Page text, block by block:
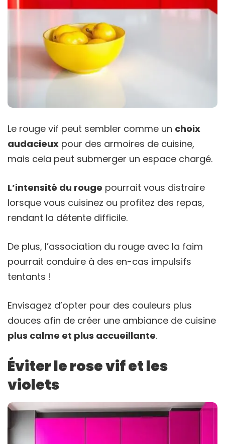
Le rouge vif peut sembler comme un choix
audacieux pour des armoires de cuisine,
mais cela peut submerger un espace chargé.
L’intensité du rouge pourrait vous distraire
lorsque vous cuisinez ou profitez des repas,
rendant la détente difficile.
De plus, l’association du rouge avec la faim
pourrait conduire à des en-cas impulsifs
tentants !
Envisagez d’opter pour des couleurs plus
douces afin de créer une ambiance de cuisine
plus calme et plus accueillante.
Éviter le rose vif et les
violets